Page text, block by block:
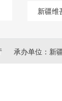
新疆维
承办单位：新